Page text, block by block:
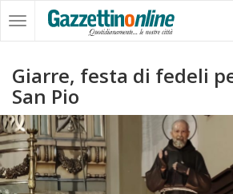
Giarre, festa di fedeli
San Pio